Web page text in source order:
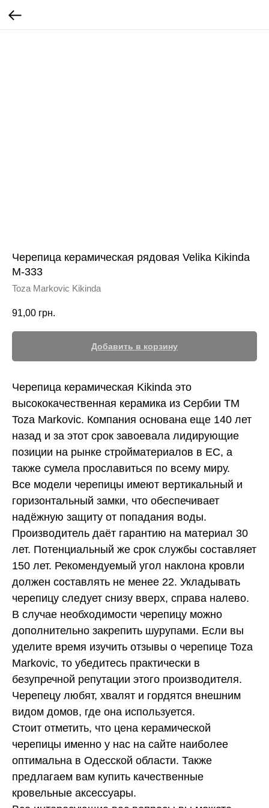
Черепица керамическая рядовая Velika Kikinda
M-333
Toza Markovic Kikinda
91,00 грн.
Добавить в корзину
Черепица керамическая Kikinda это
высококачественная керамика из Сербии ТМ
Toza Markovic. Компания основана еще 140 лет
назад и за этот срок завоевала лидирующие
позиции на рынке стройматериалов в ЕС, а
также сумела прославиться по всему миру.
Все модели черепицы имеют вертикальный и
горизонтальный замки, что обеспечивает
надёжную защиту от попадания воды.
Производитель даёт гарантию на материал 30
лет. Потенциальный же срок службы составляет
150 лет. Рекомендуемый угол наклона кровли
должен составлять не менее 22. Укладывать
черепицу следует снизу вверх, справа налево.
В случае необходимости черепицу можно
дополнительно закрепить шурупами. Если вы
уделите время изучить отзывы о черепице Toza
Markovic, то убедитесь практически в
безупречной репутации этого производителя.
Черепецу любят, хвалят и гордятся внешним
видом домов, где она используется.
Стоит отметить, что цена керамической
черепицы именно у нас на сайте наиболее
оптимальна в Одесской области. Также
предлагаем вам купить качественные
кровельные аксессуары.